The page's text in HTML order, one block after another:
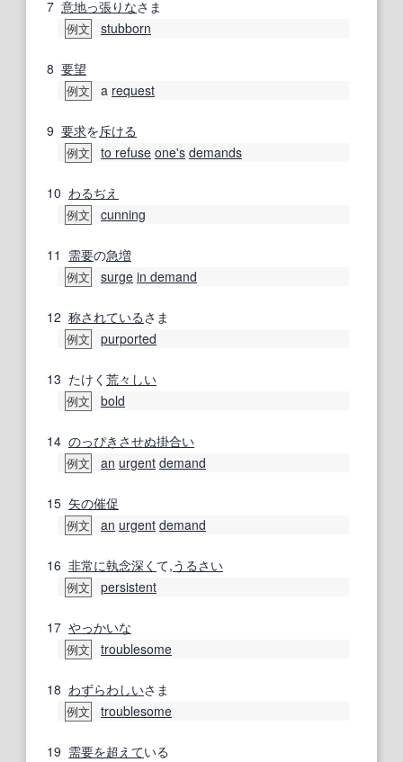
7 意地っ張りなさま
例文 stubborn
8 要望
例文 a request
9 要求を斥ける
例文 to refuse one's demands
10 わるぢえ
例文 cunning
11 需要の急増
例文 surge in demand
12 称されているさま
例文 purported
13 たけく 荒々しい
例文 bold
14 のっぴきさせぬ掛合い
例文 an urgent demand
15 矢の催促
例文 an urgent demand
16 非常に執念深く て,うるさい
例文 persistent
17 やっかいな
例文 troublesome
18 わずらわしいさま
例文 troublesome
19 需要を超えている